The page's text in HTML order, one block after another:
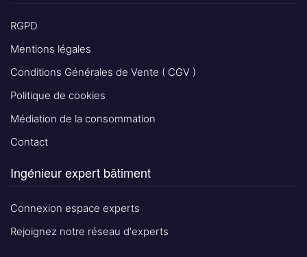
RGPD
Mentions légales
Conditions Générales de Vente ( CGV )
Politique de cookies
Médiation de la consommation
Contact
Ingénieur expert bâtiment
Connexion espace experts
Rejoignez notre réseau d'experts